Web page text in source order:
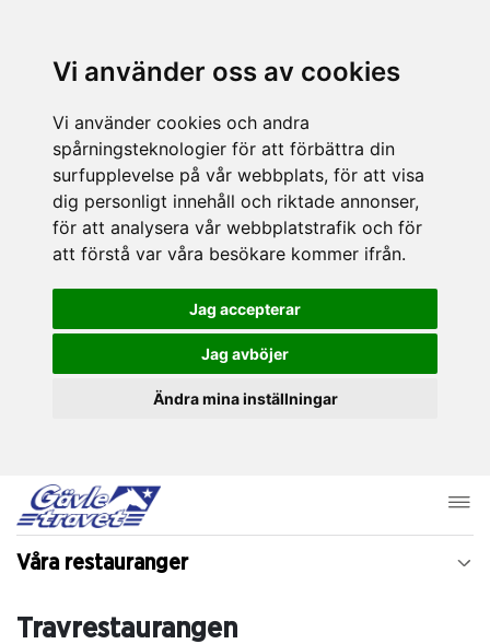
Vi använder oss av cookies
Vi använder cookies och andra
spårningsteknologier för att förbättra din
surfupplevelse på vår webbplats, för att visa
dig personligt innehåll och riktade annonser,
för att analysera vår webbplatstrafik och för
att förstå var våra besökare kommer ifrån.
Jag accepterar
Jag avböjer
Ändra mina inställningar
Våra restauranger
Travrestaurangen